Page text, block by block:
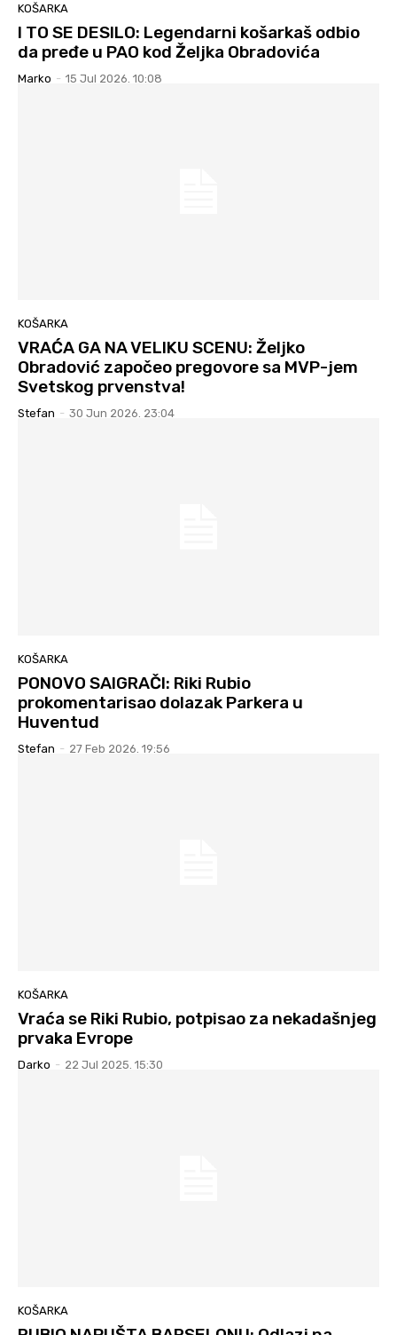
KOŠARKA
I TO SE DESILO: Legendarni košarkaš odbio
da pređe u PAO kod Željka Obradovića
Marko - 15 Jul 2026. 10:08
KOŠARKA
VRAĆA GA NA VELIKU SCENU: Željko
Obradović započeo pregovore sa MVP-jem
Svetskog prvenstva!
Stefan - 30 Jun 2026. 23:04
KOŠARKA
PONOVO SAIGRAČI: Riki Rubio
prokomentarisao dolazak Parkera u
Huventud
Stefan - 27 Feb 2026. 19:56
KOŠARKA
Vraća se Riki Rubio, potpisao za nekadašnjeg
prvaka Evrope
Darko - 22 Jul 2025. 15:30
KOŠARKA